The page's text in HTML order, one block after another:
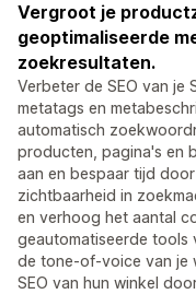
Vergroot je
geoptimaliseerde
zoekresultaten.
Verbeter de SEO van je
metatags en
automatisch
producten, pagina's en
aan en bespaar tijd
zichtbaarheid in
en verhoog het aantal
geautomatiseerde tools
de tone-of-voice van je
SEO van hun winkel